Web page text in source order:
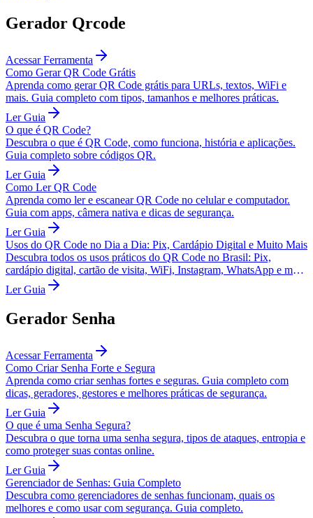
Gerador Qrcode
Acessar Ferramenta
Como Gerar QR Code Grátis
Aprenda como gerar QR Code grátis para URLs, textos, WiFi e
mais. Guia completo com tipos, tamanhos e melhores práticas.
Ler Guia
O que é QR Code?
Descubra o que é QR Code, como funciona, história e aplicações.
Guia completo sobre códigos QR.
Ler Guia
Como Ler QR Code
Aprenda como ler e escanear QR Code no celular e computador.
Guia com apps, câmera nativa e dicas de segurança.
Ler Guia
Usos do QR Code no Dia a Dia: Pix, Cardápio Digital e Muito Mais
Descubra todos os usos práticos do QR Code no Brasil: Pix,
cardápio digital, cartão de visita, WiFi, Instagram, WhatsApp e mais.
Guia com exemplos reais.
Ler Guia
Gerador Senha
Acessar Ferramenta
Como Criar Senha Forte e Segura
Aprenda como criar senhas fortes e seguras. Guia completo com
dicas, geradores, gestores e melhores práticas de segurança.
Ler Guia
O que é uma Senha Segura?
Descubra o que torna uma senha segura, tipos de ataques, entropia e
como proteger suas contas online.
Ler Guia
Gerenciador de Senhas: Guia Completo
Descubra como gerenciadores de senhas funcionam, quais os
melhores e como usar com segurança. Guia completo.